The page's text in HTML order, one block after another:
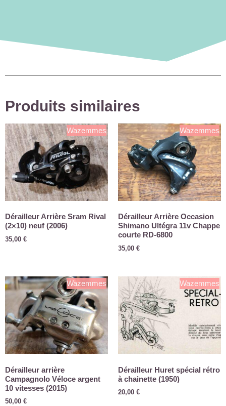
Produits similaires
Wazemmes
Dérailleur Arrière Sram Rival
(2×10) neuf (2006)
35,00 €
Wazemmes
Dérailleur Arrière Occasion
Shimano Ultégra 11v Chappe
courte RD-6800
35,00 €
Wazemmes
Dérailleur arrière
Campagnolo Véloce argent
10 vitesses (2015)
50,00 €
Wazemmes
Dérailleur Huret spécial rétro
à chainette (1950)
20,00 €